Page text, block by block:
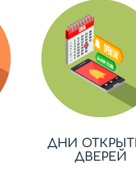
ДНИ
ДВЕРЕЙ